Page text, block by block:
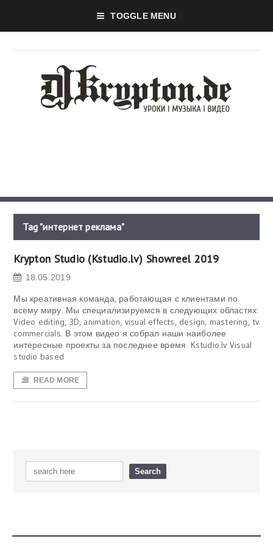
TOGGLE MENU
Tag "интернет реклама"
Krypton Studio (Kstudio.lv) Showreel 2019
18.05.2019
Мы креативная команда, работающая с клиентами по
всему миру. Мы специализируемся в следующих областях:
Video editing, 3D, animation, visual effects, design, mastering, tv
commercials. В этом видео я собрал наши наиболее
интересные проекты за последнее время. Kstudio.lv Visual
studio based
READ MORE